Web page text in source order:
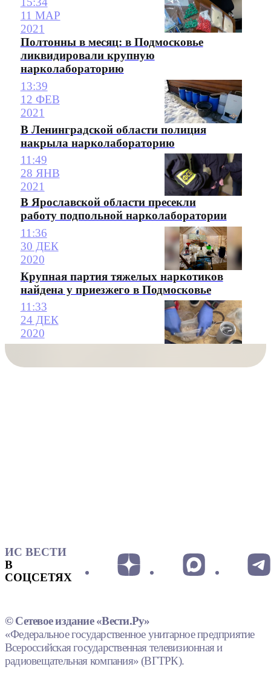
11 МАР
2021
Полтонны в месяц: в Подмосковье
ликвидировали крупную
нарколабораторию
13:39
12 ФЕВ
2021
В Ленинградской области полиция
накрыла нарколабораторию
11:49
28 ЯНВ
2021
В Ярославской области пресекли
работу подпольной нарколаборатории
11:36
30 ДЕК
2020
Крупная партия тяжелых наркотиков
найдена у приезжего в Подмосковье
11:33
24 ДЕК
2020
ИС ВЕСТИ
В
СОЦСЕТЯХ
© Сетевое издание «Вести.Ру»
«Федеральное государственное унитарное предприятие
Всероссийская государственная телевизионная и
радиовещательная компания» (ВГТРК).